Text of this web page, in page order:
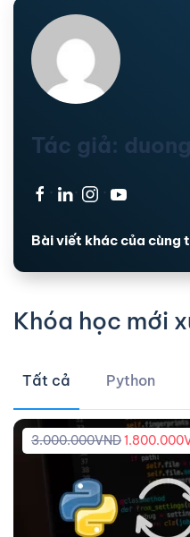
Tác giả:
· · ·
Bài viết khác của cùng
Khóa học mới
Tất cả Python
3.000.000VND1.800.000